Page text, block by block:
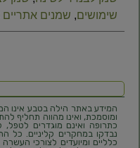
שימושים, שמנים אתריים
המידע באתר הילה בטבע אינו
ומוסמכת, ואינו מהווה תחליף
כתרופה ואינם מוגדרים
נבדקו במחקרים קליניים. כל
כלליים ומיועדים לצורכי